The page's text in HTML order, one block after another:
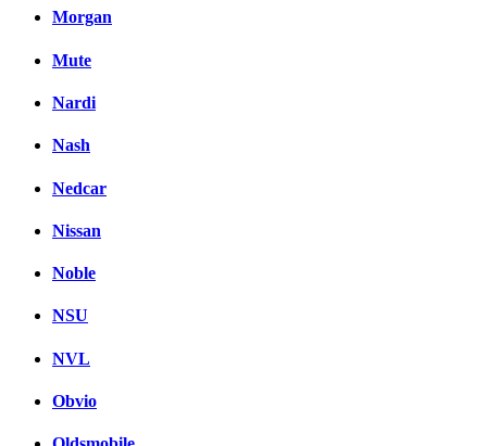
Morgan
Mute
Nardi
Nash
Nedcar
Nissan
Noble
NSU
NVL
Obvio